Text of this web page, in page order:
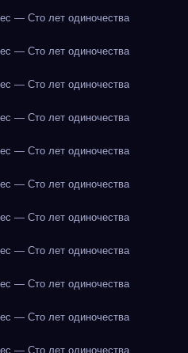
— Сто лет одиночества
— Сто лет одиночества
— Сто лет одиночества
— Сто лет одиночества
— Сто лет одиночества
— Сто лет одиночества
— Сто лет одиночества
— Сто лет одиночества
— Сто лет одиночества
— Сто лет одиночества
— Сто лет одиночества